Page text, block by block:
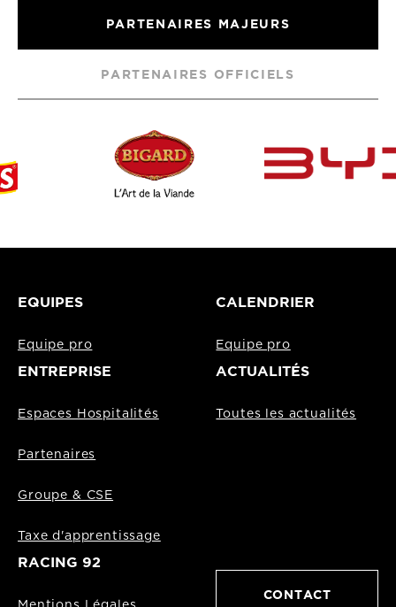
PARTENAIRES MAJEURS
PARTENAIRES OFFICIELS
EQUIPES
Equipe pro
CALENDRIER
Equipe pro
ENTREPRISE
Espaces Hospitalités
Partenaires
Groupe & CSE
Taxe d'apprentissage
ACTUALITÉS
Toutes les actualités
RACING 92
CONTACT